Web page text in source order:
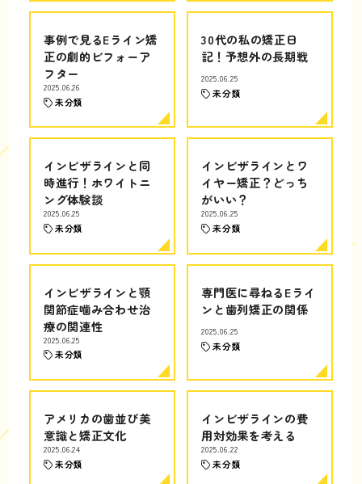
事例で見るEライン矯
正の劇的ビフォーア
フター
2025.06.26
未分類
30代の私の矯正日
記！予想外の長期戦
2025.06.25
未分類
インビザラインと同
時進行！ホワイトニ
ング体験談
2025.06.25
未分類
インビザラインとワ
イヤー矯正？どっち
がいい？
2025.06.25
未分類
インビザラインと顎
関節症噛み合わせ治
療の関連性
2025.06.25
未分類
専門医に尋ねるEライ
ンと歯列矯正の関係
2025.06.25
未分類
アメリカの歯並び美
意識と矯正文化
2025.06.24
未分類
インビザラインの費
用対効果を考える
2025.06.22
未分類